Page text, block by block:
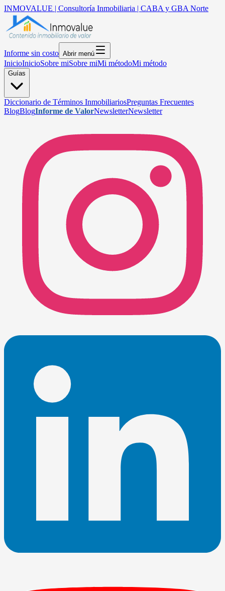
INMOVALUE | Consultoría Inmobiliaria | CABA y GBA Norte
Informe sin costo Abrir menú
InicioInicioSobre miSobre miMi métodoMi método
Guías
Diccionario de Términos InmobiliariosPreguntas Frecuentes
BlogBlogInforme de ValorNewsletterNewsletter